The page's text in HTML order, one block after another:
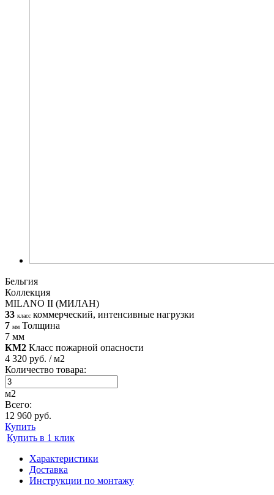
Бельгия
Коллекция
MILANO II (МИЛАН)
33 класс коммерческий, интенсивные нагрузки
7 мм Толщина
7 мм
КМ2 Класс пожарной опасности
4 320 руб. / м2
Количество товара:
м2
Всего:
12 960 руб.
Купить
Купить в 1 клик
Характеристики
Доставка
Инструкции по монтажу